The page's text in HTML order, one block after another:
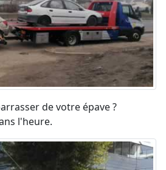
de votre épave ?
l'heure.